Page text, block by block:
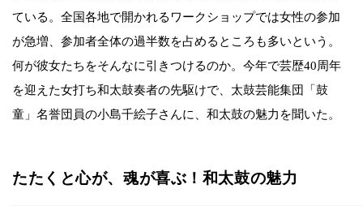
ている。全国各地で開かれるワークショップでは女性の参加
が急増、参加者全体の過半数を占めるところも多いという。
何が彼女たちをそんなに引きつけるのか。今年で芸歴40周年
を迎えた女打ち和太鼓奏者の先駆けで、太鼓芸能集団「鼓
童」名誉団員の小島千絵子さんに、和太鼓の魅力を聞いた。
たたくと心が、魂が喜ぶ！和太鼓の魅力